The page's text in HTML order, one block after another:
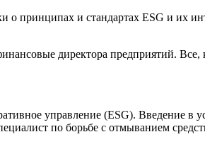
о принципах и стандартах ESG и их
директора предприятий.
управление (ESG). Введение в
по борьбе с отмыванием